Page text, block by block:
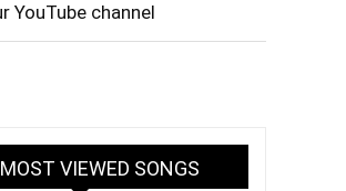
YouTube channel
MOST VIEWED SONGS